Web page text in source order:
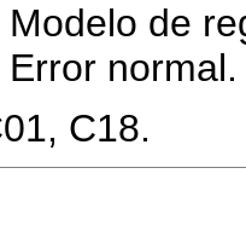
Modelo de
normal.
C18.